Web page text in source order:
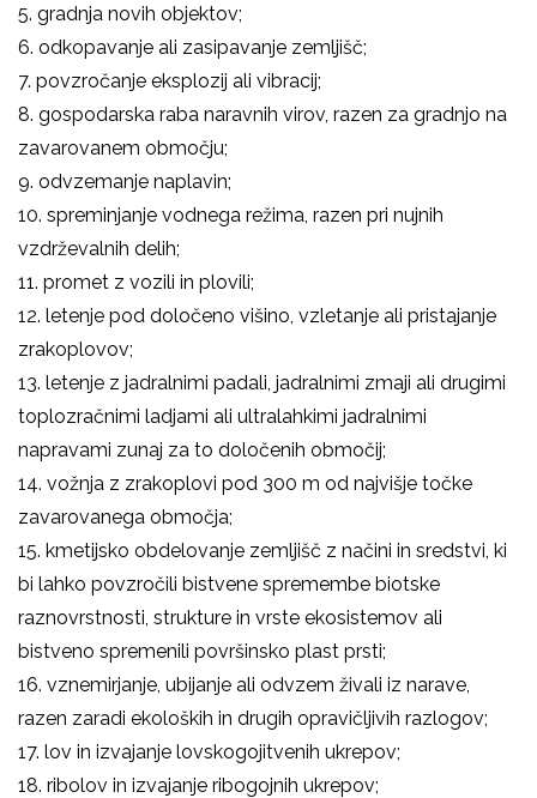
5. gradnja novih objektov;
6. odkopavanje ali zasipavanje zemljišč;
7. povzročanje eksplozij ali vibracij;
8. gospodarska raba naravnih virov, razen za gradnjo na
zavarovanem območju;
9. odvzemanje naplavin;
10. spreminjanje vodnega režima, razen pri nujnih
vzdrževalnih delih;
11. promet z vozili in plovili;
12. letenje pod določeno višino, vzletanje ali pristajanje
zrakoplovov;
13. letenje z jadralnimi padali, jadralnimi zmaji ali drugimi
toplozračnimi ladjami ali ultralahkimi jadralnimi
napravami zunaj za to določenih območij;
14. vožnja z zrakoplovi pod 300 m od najvišje točke
zavarovanega območja;
15. kmetijsko obdelovanje zemljišč z načini in sredstvi, ki
bi lahko povzročili bistvene spremembe biotske
raznovrstnosti, strukture in vrste ekosistemov ali
bistveno spremenili površinsko plast prsti;
16. vznemirjanje, ubijanje ali odvzem živali iz narave,
razen zaradi ekoloških in drugih opravičljivih razlogov;
17. lov in izvajanje lovskogojitvenih ukrepov;
18. ribolov in izvajanje ribogojnih ukrepov;